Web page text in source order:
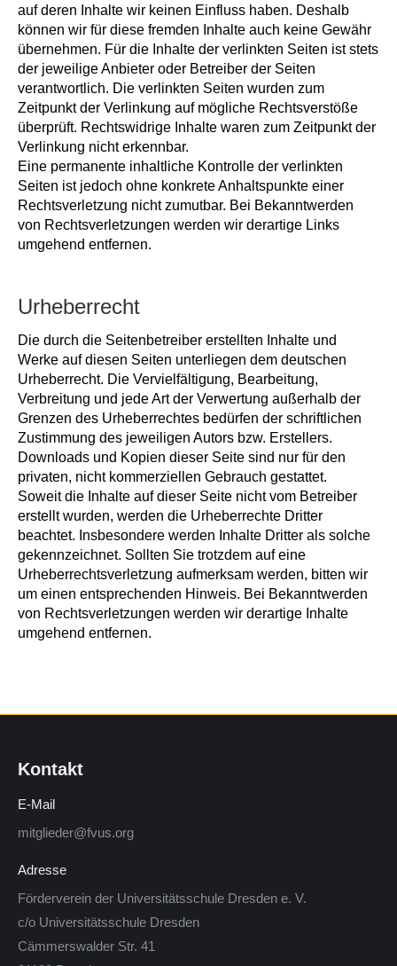
auf deren Inhalte wir keinen Einfluss haben. Deshalb
können wir für diese fremden Inhalte auch keine Gewähr
übernehmen. Für die Inhalte der verlinkten Seiten ist stets
der jeweilige Anbieter oder Betreiber der Seiten
verantwortlich. Die verlinkten Seiten wurden zum
Zeitpunkt der Verlinkung auf mögliche Rechtsverstöße
überprüft. Rechtswidrige Inhalte waren zum Zeitpunkt der
Verlinkung nicht erkennbar.
Eine permanente inhaltliche Kontrolle der verlinkten
Seiten ist jedoch ohne konkrete Anhaltspunkte einer
Rechtsverletzung nicht zumutbar. Bei Bekanntwerden
von Rechtsverletzungen werden wir derartige Links
umgehend entfernen.
Urheberrecht
Die durch die Seitenbetreiber erstellten Inhalte und
Werke auf diesen Seiten unterliegen dem deutschen
Urheberrecht. Die Vervielfältigung, Bearbeitung,
Verbreitung und jede Art der Verwertung außerhalb der
Grenzen des Urheberrechtes bedürfen der schriftlichen
Zustimmung des jeweiligen Autors bzw. Erstellers.
Downloads und Kopien dieser Seite sind nur für den
privaten, nicht kommerziellen Gebrauch gestattet.
Soweit die Inhalte auf dieser Seite nicht vom Betreiber
erstellt wurden, werden die Urheberrechte Dritter
beachtet. Insbesondere werden Inhalte Dritter als solche
gekennzeichnet. Sollten Sie trotzdem auf eine
Urheberrechtsverletzung aufmerksam werden, bitten wir
um einen entsprechenden Hinweis. Bei Bekanntwerden
von Rechtsverletzungen werden wir derartige Inhalte
umgehend entfernen.
Kontakt
E-Mail
mitglieder@fvus.org
Adresse
Förderverein der Universitätsschule Dresden e. V.
c/o Universitätsschule Dresden
Cämmerswalder Str. 41